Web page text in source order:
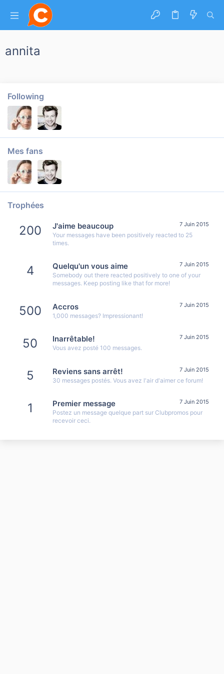
annita
Following
Mes fans
Trophées
200 7 Juin 2015
J'aime beaucoup
Your messages have been positively reacted to 25
times.
4 7 Juin 2015
Quelqu'un vous aime
Somebody out there reacted positively to one of your
messages. Keep posting like that for more!
500 7 Juin 2015
Accros
1,000 messages? Impressionant!
50 7 Juin 2015
Inarrêtable!
Vous avez posté 100 messages.
5 7 Juin 2015
Reviens sans arrêt!
30 messages postés. Vous avez l'air d'aimer ce forum!
1 7 Juin 2015
Premier message
Postez un message quelque part sur Clubpromos pour
recevoir ceci.